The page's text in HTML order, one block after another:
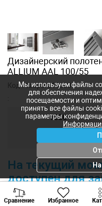
Дизайнерский
ALLIUM AAL 100/55
Код товара:a10880
1000
На текущий
доступен для
Характеристики
Сравнение Избранное
Мы используем файлы
для обеспечения
посещаемости и
принять все файлы
параметры